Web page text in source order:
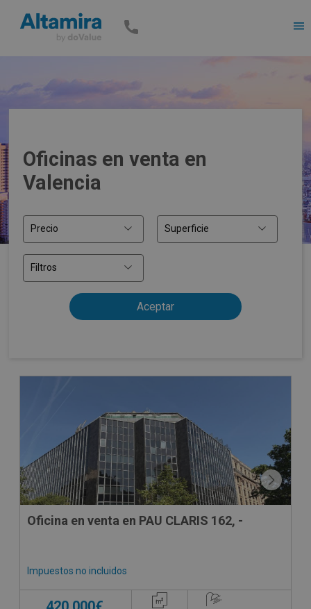
Oficinas en venta en
Valencia
Precio Superficie
Filtros
Oficina en venta en PAU CLARIS 162, -
Impuestos no incluidos